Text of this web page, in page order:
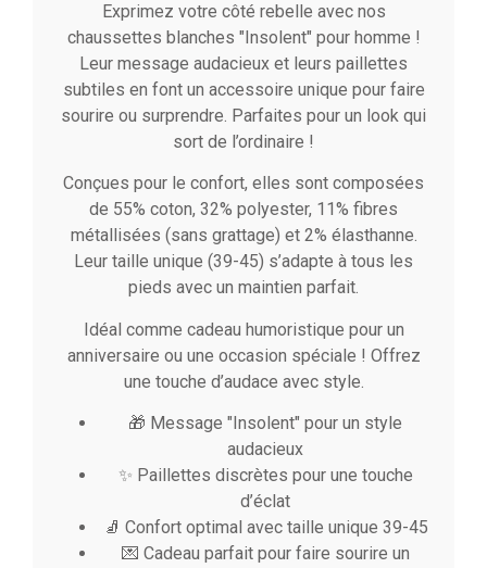
Exprimez votre côté rebelle avec nos
chaussettes blanches "Insolent" pour homme !
Leur message audacieux et leurs paillettes
subtiles en font un accessoire unique pour faire
sourire ou surprendre. Parfaites pour un look qui
sort de l’ordinaire !
Conçues pour le confort, elles sont composées
de 55% coton, 32% polyester, 11% fibres
métallisées (sans grattage) et 2% élasthanne.
Leur taille unique (39-45) s’adapte à tous les
pieds avec un maintien parfait.
Idéal comme cadeau humoristique pour un
anniversaire ou une occasion spéciale ! Offrez
une touche d’audace avec style.
🎁 Message "Insolent" pour un style
audacieux
✨ Paillettes discrètes pour une touche
d’éclat
🧦 Confort optimal avec taille unique 39-45
💌 Cadeau parfait pour faire sourire un